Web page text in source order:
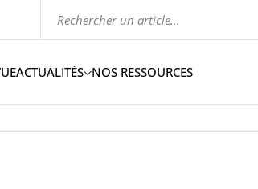
ACTUALITÉS NOS RESSOURCES